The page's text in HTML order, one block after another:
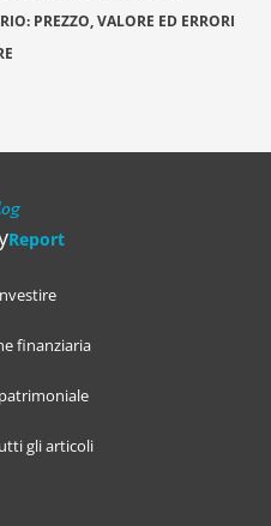
PREZZO, VALORE ED ERRORI
Report
finanziaria
gli articoli